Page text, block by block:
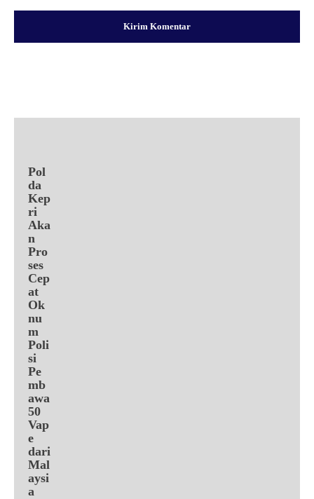
Pol
da
Kep
ri
Aka
n
Pro
ses
Cep
at
Ok
nu
m
Poli
si
Pe
mb
awa
50
Vap
e
dari
Mal
aysi
a